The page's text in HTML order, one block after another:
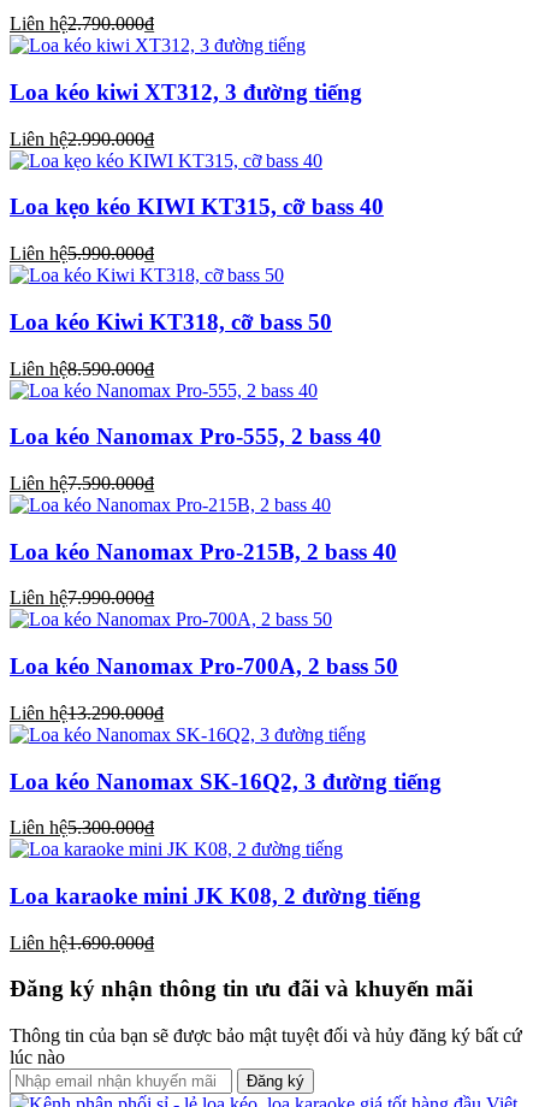
Liên hệ2.790.000₫
Loa kéo kiwi XT312, 3 đường tiếng
Liên hệ2.990.000₫
Loa kẹo kéo KIWI KT315, cỡ bass 40
Liên hệ5.990.000₫
Loa kéo Kiwi KT318, cỡ bass 50
Liên hệ8.590.000₫
Loa kéo Nanomax Pro-555, 2 bass 40
Liên hệ7.590.000₫
Loa kéo Nanomax Pro-215B, 2 bass 40
Liên hệ7.990.000₫
Loa kéo Nanomax Pro-700A, 2 bass 50
Liên hệ13.290.000₫
Loa kéo Nanomax SK-16Q2, 3 đường tiếng
Liên hệ5.300.000₫
Loa karaoke mini JK K08, 2 đường tiếng
Liên hệ1.690.000₫
Đăng ký nhận thông tin ưu đãi và khuyến mãi
Thông tin của bạn sẽ được bảo mật tuyệt đối và hủy đăng ký bất cứ
lúc nào
Đăng ký